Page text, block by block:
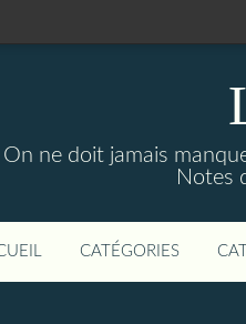
On ne doit jamais
Notes
CATÉGORIES